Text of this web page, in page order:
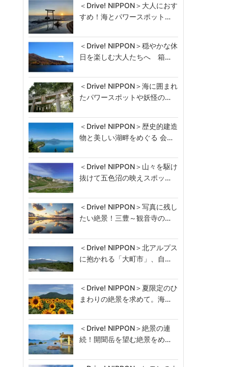
＜Drive! NIPPON＞大人におす
すめ！海とパワースポット…
＜Drive! NIPPON＞穏やかな休
日を楽しむ大人たちへ 箱…
＜Drive! NIPPON＞海に囲まれ
たパワースポットや妖怪の…
＜Drive! NIPPON＞歴史的建造
物と美しい湖畔をめぐる 会…
＜Drive! NIPPON＞山々を駆け
抜けて五色沼の映えスポッ…
＜Drive! NIPPON＞写真に残し
たい絶景！三豊～観音寺の…
＜Drive! NIPPON＞北アルプス
に抱かれる「大町市」、自…
＜Drive! NIPPON＞夏限定のひ
まわりの絶景を求めて。海…
＜Drive! NIPPON＞絶景の連
続！開聞岳を望む絶景をめ…